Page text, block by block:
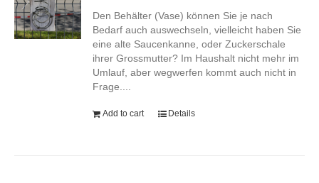
Den Behälter (Vase) können Sie je nach
Bedarf auch auswechseln, vielleicht haben Sie
eine alte Saucenkanne, oder Zuckerschale
ihrer Grossmutter? Im Haushalt nicht mehr im
Umlauf, aber wegwerfen kommt auch nicht in
Frage....
Add to cart Details